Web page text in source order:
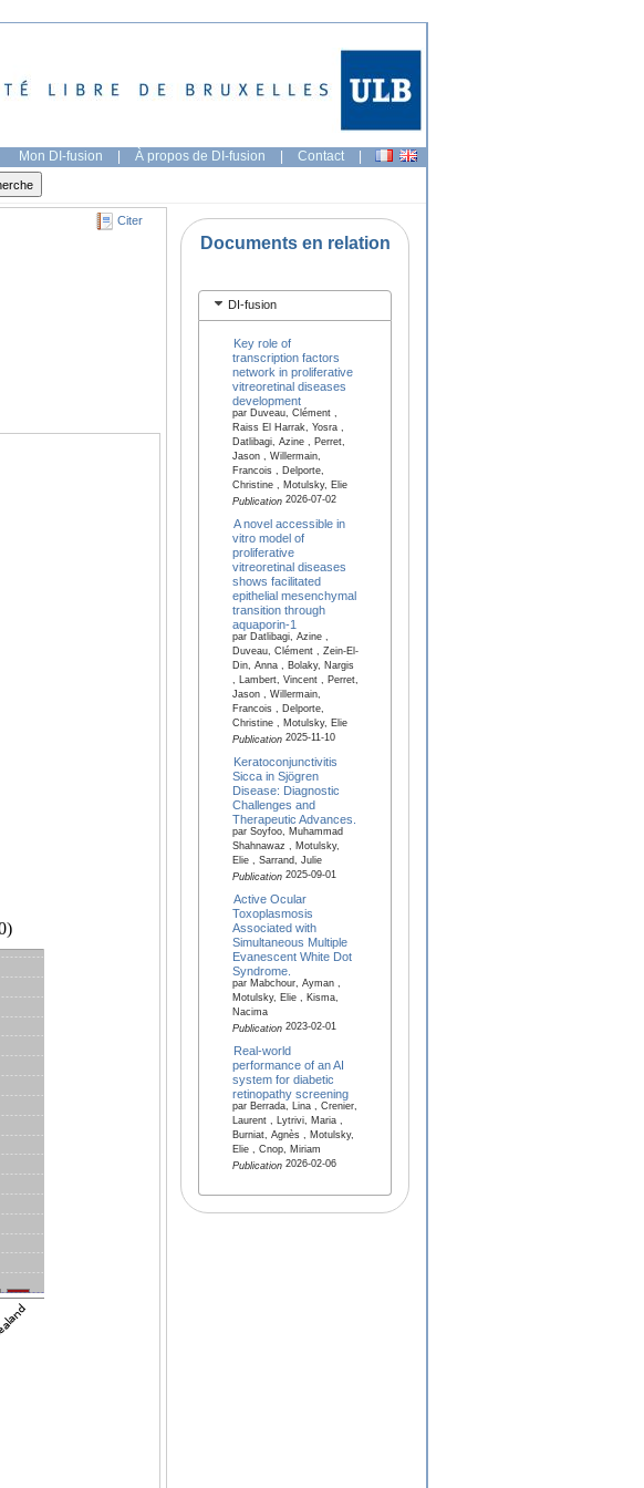
Mon DI-fusion | À propos de DI-fusion | Contact |
Citer
Documents en relation
DI-fusion
Key role of
transcription factors
network in proliferative
vitreoretinal diseases
development
par Duveau, Clément ,
Raiss El Harrak, Yosra ,
Datlibagi, Azine , Perret,
Jason , Willermain,
Francois , Delporte,
Christine , Motulsky, Elie
Publication2026-07-02
A novel accessible in
vitro model of
proliferative
vitreoretinal diseases
shows facilitated
epithelial mesenchymal
transition through
aquaporin-1
par Datlibagi, Azine ,
Duveau, Clément , Zein-El-
Din, Anna , Bolaky, Nargis
, Lambert, Vincent , Perret,
Jason , Willermain,
Francois , Delporte,
Christine , Motulsky, Elie
Publication2025-11-10
Keratoconjunctivitis
Sicca in Sjögren
Disease: Diagnostic
Challenges and
Therapeutic Advances.
par Soyfoo, Muhammad
Shahnawaz , Motulsky,
Elie , Sarrand, Julie
Publication2025-09-01
Active Ocular
Toxoplasmosis
Associated with
Simultaneous Multiple
Evanescent White Dot
Syndrome.
par Mabchour, Ayman ,
Motulsky, Elie , Kisma,
Nacima
Publication2023-02-01
Real-world
performance of an AI
system for diabetic
retinopathy screening
par Berrada, Lina , Crenier,
Laurent , Lytrivi, Maria ,
Burniat, Agnès , Motulsky,
Elie , Cnop, Miriam
Publication2026-02-06